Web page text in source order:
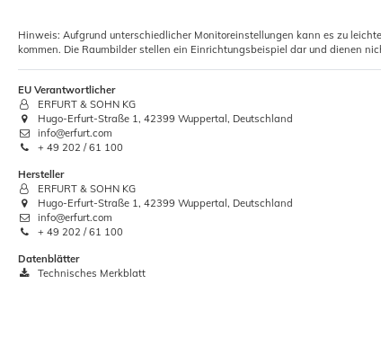
Hinweis: Aufgrund unterschiedlicher Monitoreinstellungen kann es zu
kommen. Die Raumbilder stellen ein Einrichtungsbeispiel dar und dienen
EU Verantwortlicher
ERFURT & SOHN KG
Hugo-Erfurt-Straße 1, 42399 Wuppertal, Deutschland
info@erfurt.com
+ 49 202 / 61 100
Hersteller
ERFURT & SOHN KG
Hugo-Erfurt-Straße 1, 42399 Wuppertal, Deutschland
info@erfurt.com
+ 49 202 / 61 100
Datenblätter
Technisches Merkblatt
Kleister 1kg
12,01 €